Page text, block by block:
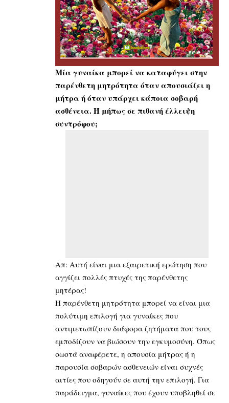
Μία γυναίκα μπορεί να καταφύγει στην
παρένθετη μητρότητα όταν απουσιάζει η
μήτρα ή όταν υπάρχει κάποια σοβαρή
ασθένεια. Ή μήπως σε πιθανή έλλειψη
συντρόφου;
Απ: Αυτή είναι μια εξαιρετική ερώτηση που
αγγίζει πολλές πτυχές της παρένθετης
μητέρας!
Η παρένθετη μητρότητα μπορεί να είναι μια
πολύτιμη επιλογή για γυναίκες που
αντιμετωπίζουν διάφορα ζητήματα που τους
εμποδίζουν να βιώσουν την εγκυμοσύνη. Όπως
σωστά αναφέρετε, η απουσία μήτρας ή η
παρουσία σοβαρών ασθενειών είναι συχνές
αιτίες που οδηγούν σε αυτή την επιλογή. Για
παράδειγμα, γυναίκες που έχουν υποβληθεί σε